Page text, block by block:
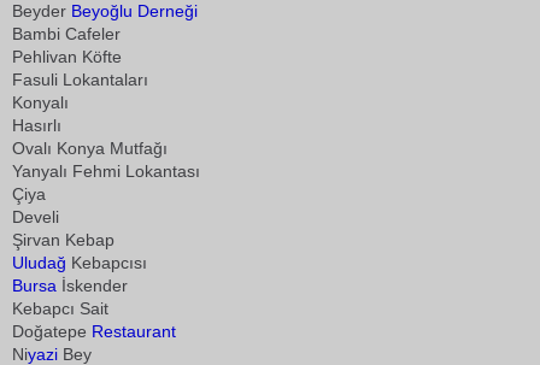
Beyder Beyoğlu Derneği
Bambi Cafeler
Pehlivan Köfte
Fasuli Lokantaları
Konyalı
Hasırlı
Ovalı Konya Mutfağı
Yanyalı Fehmi Lokantası
Çiya
Develi
Şirvan Kebap
Uludağ Kebapcısı
Bursa İskender
Kebapcı Sait
Doğatepe Restaurant
Niyazi Bey